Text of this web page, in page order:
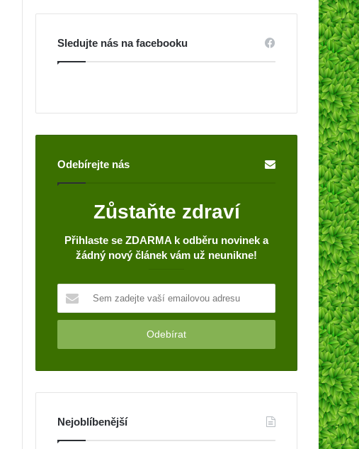
Sledujte nás na facebooku
Odebírejte nás
Zůstaňte zdraví
Přihlaste se ZDARMA k odběru novinek a
žádný nový článek vám už neunikne!
m
a
j
e
v
Nejoblíbenější